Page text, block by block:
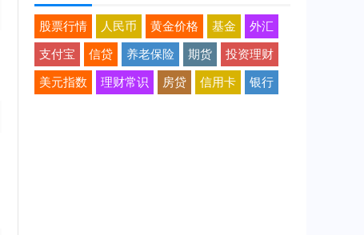
股票行情 人民币 黄金价格 基金 外汇
支付宝 信贷 养老保险 期货 投资理财
美元指数 理财常识 房贷 信用卡 银行